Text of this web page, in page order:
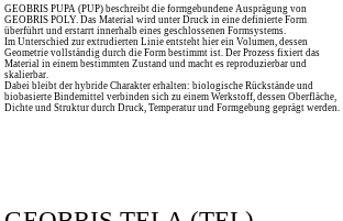
GEOBRIS PUPA (PUP) beschreibt die formgebundene Ausprägung von
GEOBRIS POLY. Das Material wird unter Druck in eine definierte Form
überführt und erstarrt innerhalb eines geschlossenen Formsystems.
Im Unterschied zur extrudierten Linie entsteht hier ein Volumen, dessen
Geometrie vollständig durch die Form bestimmt ist. Der Prozess fixiert das
Material in einem bestimmten Zustand und macht es reproduzierbar und
skalierbar.
Dabei bleibt der hybride Charakter erhalten: biologische Rückstände und
biobasierte Bindemittel verbinden sich zu einem Werkstoff, dessen Oberfläche,
Dichte und Struktur durch Druck, Temperatur und Formgebung geprägt werden.